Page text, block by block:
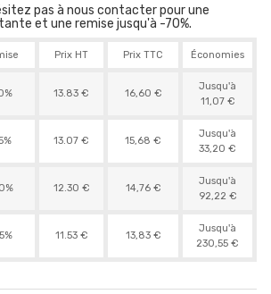
pas à nous contacter pour une
et une remise jusqu'à -70%.
Prix HT Prix TTC Économies
13.83 € 16,60 €
Jusqu'à
11,07 €
13.07 € 15,68 €
Jusqu'à
33,20 €
12.30 € 14,76 €
Jusqu'à
92,22 €
11.53 € 13,83 €
Jusqu'à
230,55 €